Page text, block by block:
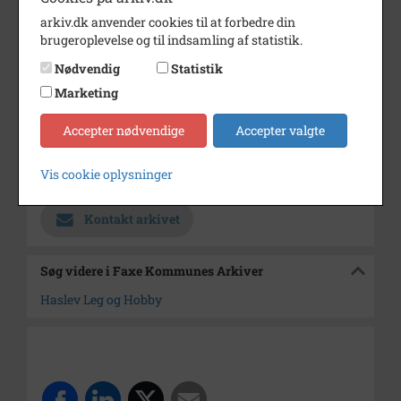
Fotograf
Pressefoto, Dagbladet
Størrelse
Se på kort
Type
Sogn (1000-2050)
Enhed
Haslev Sogn (1000-2050)
Arkiv
Kontakt arkivet
Søg videre i Faxe Kommunes Arkiver
Haslev Leg og Hobby
arkiv.dk anvender cookies til at forbedre din
brugeroplevelse og til indsamling af statistik.
Nødvendig
Statistik
Marketing
Accepter nødvendige Accepter valgte
Vis cookie oplysninger